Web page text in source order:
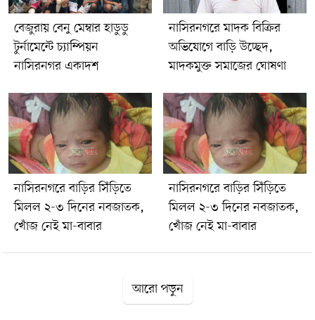
বেজুরায় বেনু মেম্বার হাডুডু
টুর্নামেন্টে চ্যাম্পিয়ন
নাসিরনগর একাদশ
নাসিরনগরে মাদক বিক্রির
অভিযোগে বাড়ি উচ্ছেদ,
মাদকমুক্ত সমাজের ঘোষণা
নাসিরনগরে বাড়ির সিঁড়িতে
মিলল ২-৩ দিনের নবজাতক,
খোঁজ নেই মা-বাবার
নাসিরনগরে বাড়ির সিঁড়িতে
মিলল ২-৩ দিনের নবজাতক,
খোঁজ নেই মা-বাবার
আরো পড়ুন